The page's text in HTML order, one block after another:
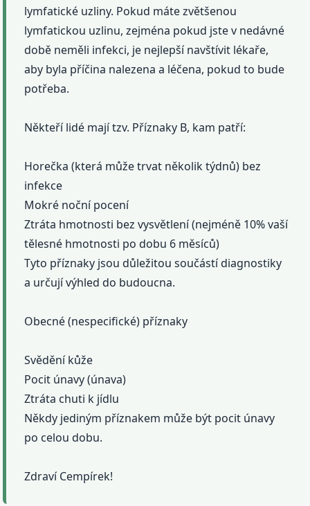
lymfatické uzliny. Pokud máte zvětšenou
lymfatickou uzlinu, zejména pokud jste v nedávné
době neměli infekci, je nejlepší navštívit lékaře,
aby byla příčina nalezena a léčena, pokud to bude
potřeba.
Někteří lidé mají tzv. Příznaky B, kam patří:
Horečka (která může trvat několik týdnů) bez
infekce
Mokré noční pocení
Ztráta hmotnosti bez vysvětlení (nejméně 10% vaší
tělesné hmotnosti po dobu 6 měsíců)
Tyto příznaky jsou důležitou součástí diagnostiky
a určují výhled do budoucna.
Obecné (nespecifické) příznaky
Svědění kůže
Pocit únavy (únava)
Ztráta chuti k jídlu
Někdy jediným příznakem může být pocit únavy
po celou dobu.
Zdraví Cempírek!